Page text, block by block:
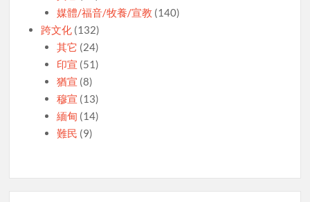
媒體/福音/牧養/宣教 (140)
跨文化 (132)
其它 (24)
印宣 (51)
猶宣 (8)
穆宣 (13)
緬甸 (14)
難民 (9)